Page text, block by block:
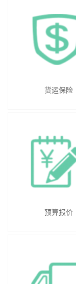
货运保险
预算报价